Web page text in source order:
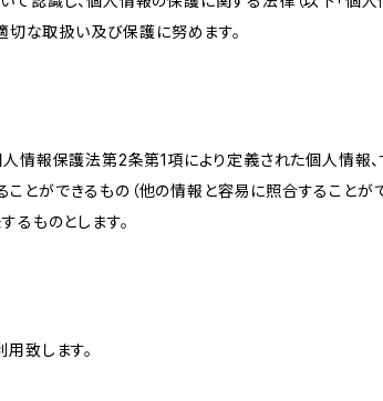
切な取扱い及び保護に努めます。
情報保護法第2条第1項により定義された個人情報
とができるもの（他の情報と容易に照合することが
るものとします。
致します。